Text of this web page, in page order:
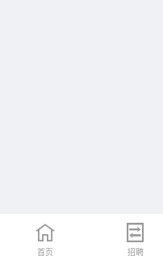
首页 招聘